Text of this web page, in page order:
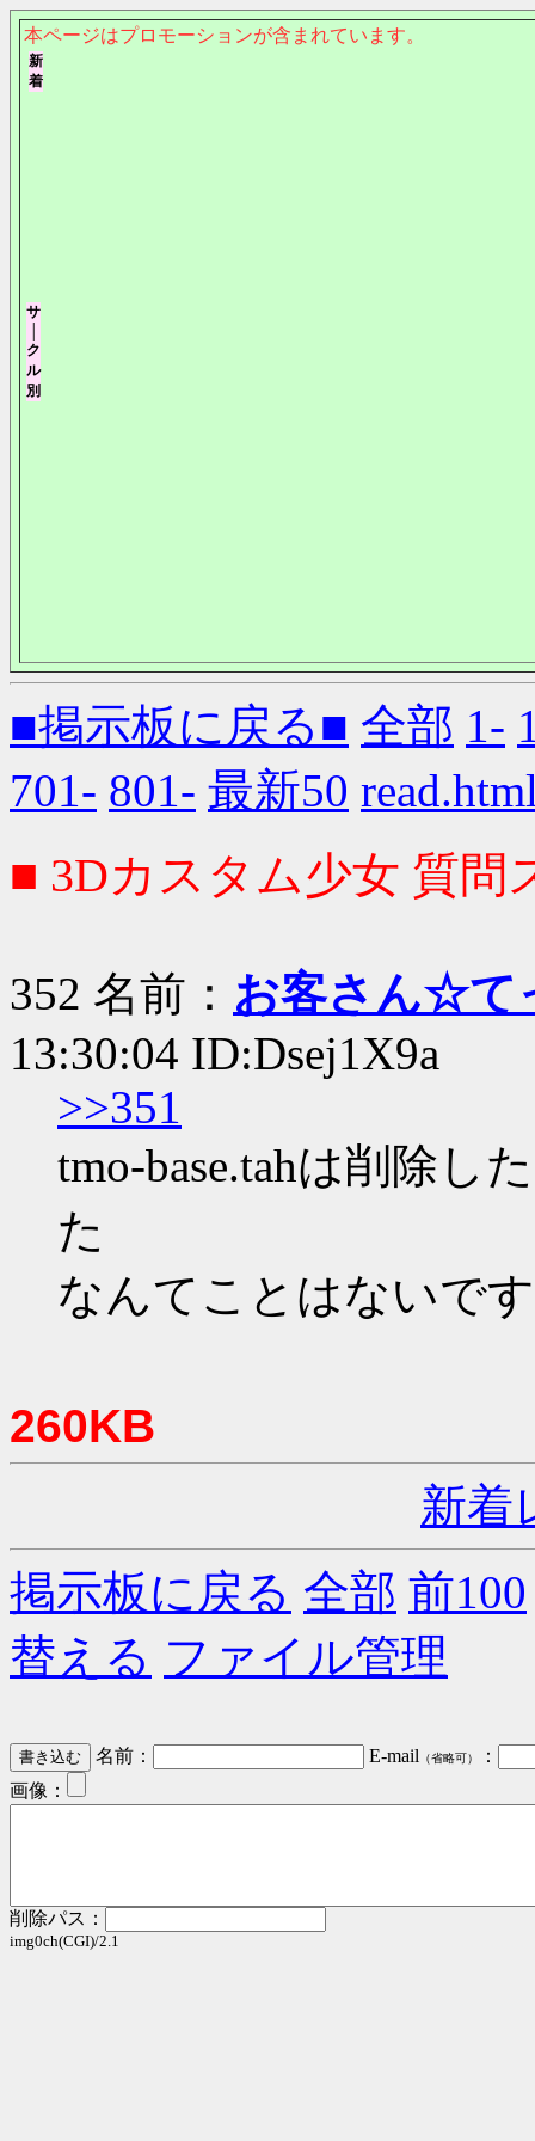
本ページはプロモーションが含まれています。
■掲示板に戻る■ 全部 1-
701- 801- 最新50
■ 3Dカスタム少女 質問
352 名前： お客さん☆て
13:30:04 ID:Dsej1X9a
>>351
tmo-base.tahは削除し
た
なんてことはないで
260KB
新着
掲示板に戻る 全部 前100
替える ファイル管理
名前： E-mail （省略可）
：
画像：
削除パス：
img0ch(CGI)/2.1